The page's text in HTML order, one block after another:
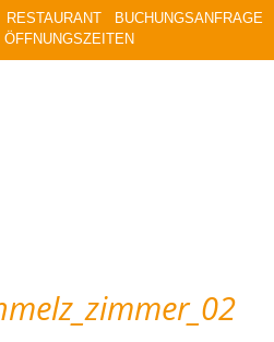
RESTAURANT
BUCHUNGSANFRAGE
ÖFFNUNGSZEITEN